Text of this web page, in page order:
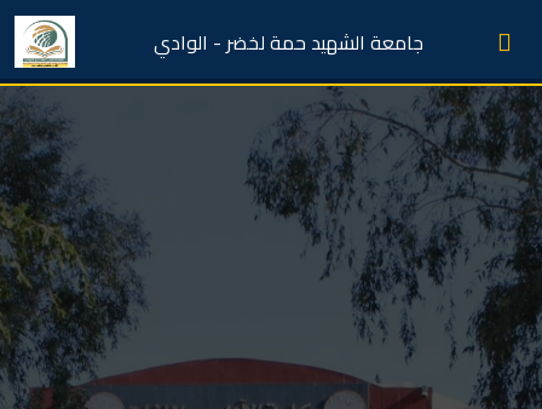
جامعة الشهيد حمة لخضر - الوادي